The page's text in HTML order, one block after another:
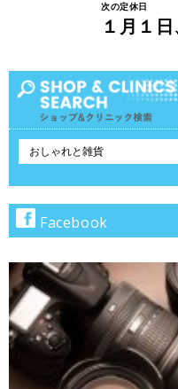
次の定休日
１月１
テ
で
検
索
Facebook